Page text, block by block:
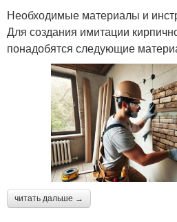
Необходимые материалы и
Для создания имитации
понадобятся следующие
читать дальше →